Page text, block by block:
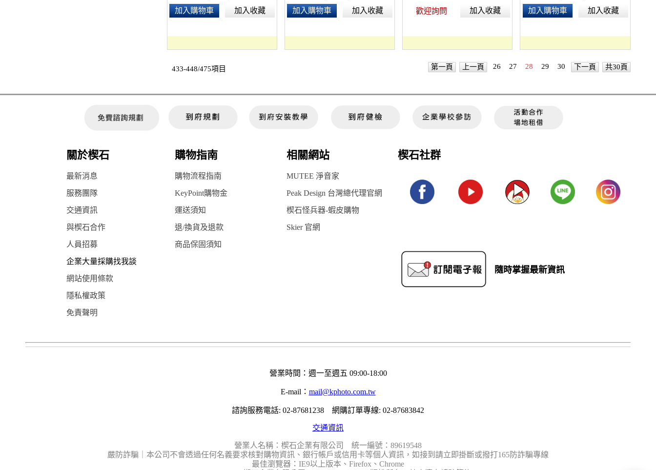
加入購物車 加入收藏 加入購物車 加入收藏 歡迎詢問 加入收藏 加入購物車 加入收藏
433-448/475項目 第一頁 上一頁 26 27 28 29 30 下一頁 共30頁
關於楔石 購物指南 相關網站 楔石社群
最新消息 購物流程指南 MUTEE 淨音家
服務團隊 KeyPoint購物金 Peak Design 台灣總代理官網
交通資訊 運送須知 楔石怪兵器-蝦皮購物
與楔石合作 退/換貨及退款 Skier 官網
隨時掌握最新資訊
人員招募 商品保固須知
企業大量採購找我談
網站使用條款
隱私權政策
免責聲明
營業時間：週一至週五 09:00-18:00
E-mail： mail@kphoto.com.tw
諮詢服務電話: 02-87681238 網購訂單專線: 02-87683842
交通資訊
營業人名稱：楔石企業有限公司 統一編號：89619548
嚴防詐騙｜本公司不會透過任何名義要求核對購物資訊、銀行帳戶或信用卡等個人資訊，如接到請立即掛斷或撥打165防詐騙專線
最佳瀏覽器：IE9以上版本、Firefox、Chrome